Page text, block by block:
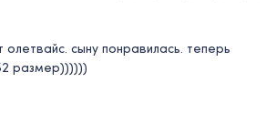
сыну понравилась. теперь
размер))))))